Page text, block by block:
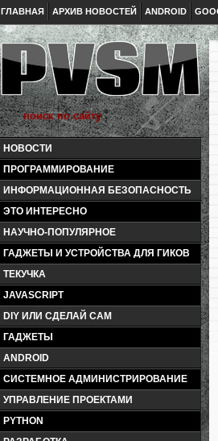
ГЛАВНАЯ АРХИВ НОВОСТЕЙ ANDROID
НОВОСТИ
ПРОГРАММИРОВАНИЕ
ИНФОРМАЦИОННАЯ БЕЗОПАСНОСТЬ
ЭТО ИНТЕРЕСНО
НАУЧНО-ПОПУЛЯРНОЕ
ГАДЖЕТЫ И УСТРОЙСТВА ДЛЯ ГИКОВ
ТЕКУЧКА
JAVASCRIPT
DIY ИЛИ СДЕЛАЙ САМ
ГАДЖЕТЫ
ANDROID
СИСТЕМНОЕ АДМИНИСТРИРОВАНИЕ
УПРАВЛЕНИЕ ПРОЕКТАМИ
PYTHON